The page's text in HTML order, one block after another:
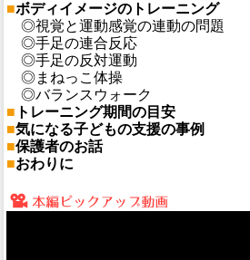
■ボディイメージのトレーニング
◎視覚と運動感覚の連動の問題
◎手足の連合反応
◎手足の反対運動
◎まねっこ体操
◎バランスウォーク
■ トレーニング期間の目安
■気になる子どもの支援の事例
■保護者のお話
■おわりに